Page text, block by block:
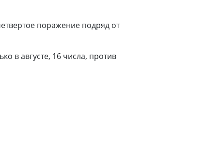
поражение подряд от
в августе, 16 числа, против